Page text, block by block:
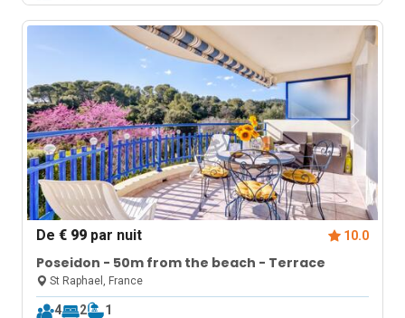
De€ 99 par nuit 10.0
Poseidon - 50m from the beach - Terrace
St Raphael, France
4 2 1